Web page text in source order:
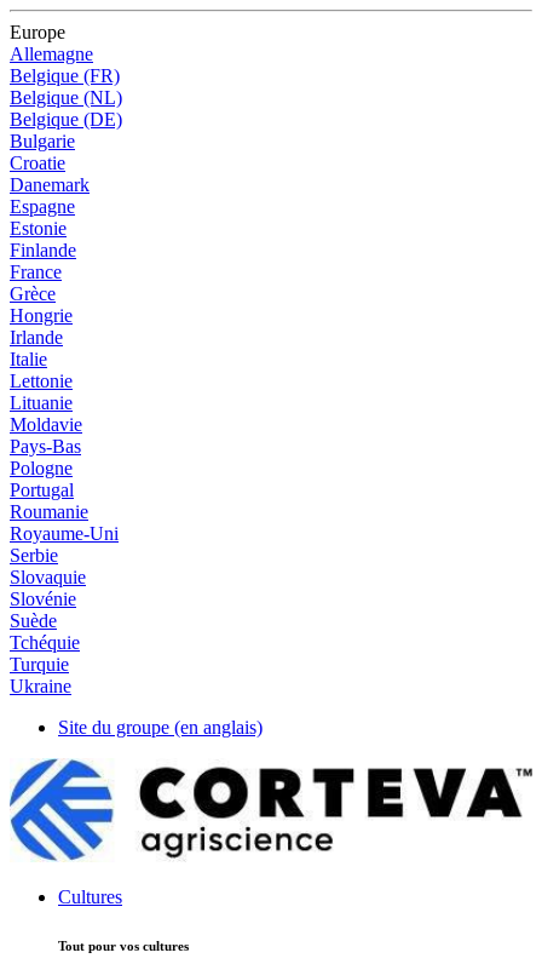
Europe
Allemagne
Belgique (FR)
Belgique (NL)
Belgique (DE)
Bulgarie
Croatie
Danemark
Espagne
Estonie
Finlande
France
Grèce
Hongrie
Irlande
Italie
Lettonie
Lituanie
Moldavie
Pays-Bas
Pologne
Portugal
Roumanie
Royaume-Uni
Serbie
Slovaquie
Slovénie
Suède
Tchéquie
Turquie
Ukraine
Site du groupe (en anglais)
Cultures
Tout pour vos cultures